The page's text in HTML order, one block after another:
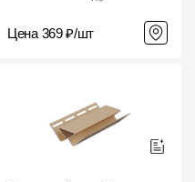
Цена 369 ₽/шт